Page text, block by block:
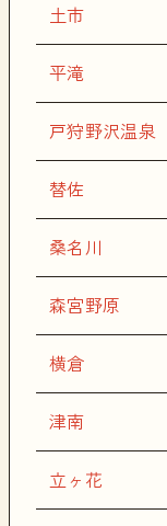
土市
平滝
戸狩野沢温泉
替佐
桑名川
森宮野原
横倉
津南
立ヶ花